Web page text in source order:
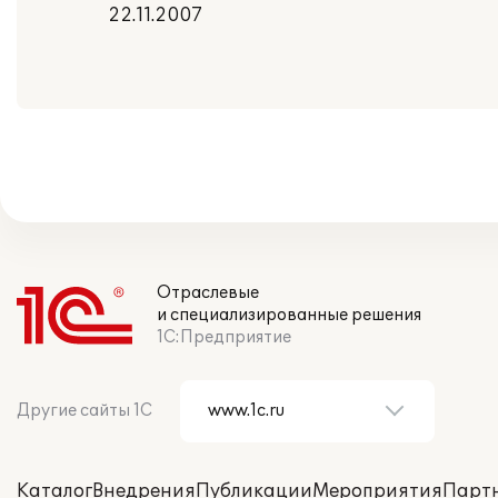
22.11.2007
Отраслевые
и специализированные решения
1С:Предприятие
Другие сайты 1С
КаталогВнедренияПубликацииМероприятия